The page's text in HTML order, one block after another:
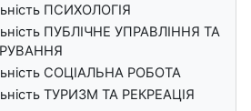
ПСИХОЛОГІЯ
ПУБЛІЧНЕ УПРАВЛІННЯ ТА
СОЦІАЛЬНА РОБОТА
ТУРИЗМ ТА РЕКРЕАЦІЯ